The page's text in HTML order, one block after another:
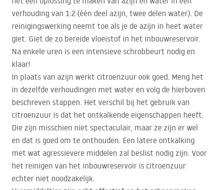
verhouding van 1:2 (één deel azijn, twee delen water). De
reinigingswerking neemt toe als je de azijn in heet water
giet. Giet de zo bereide vloeistof in het inbouwreservoir.
Na enkele uren is een intensieve schrobbeurt nodig en
klaar!
In plaats van azijn werkt citroenzuur ook goed. Meng het
in dezelfde verhoudingen met water en volg de hierboven
beschreven stappen. Het verschil bij het gebruik van
citroenzuur is dat het ontkalkende eigenschappen heeft.
Die zijn misschien niet spectaculair, maar ze zijn er wel
en dat is goed om te onthouden. Een latere ontkalking
met wat agressievere middelen zal beslist nodig zijn. Voor
het reinigen van het inbouwreservoir is citroenzuur
echter niet noodzakelijk.